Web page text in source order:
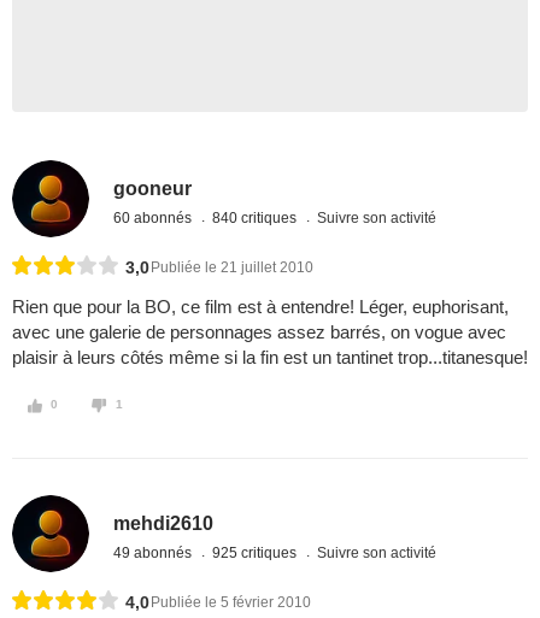
gooneur
60 abonnés 840 critiques Suivre son activité
3,0 Publiée le 21 juillet 2010
Rien que pour la BO, ce film est à entendre! Léger, euphorisant,
avec une galerie de personnages assez barrés, on vogue avec
plaisir à leurs côtés même si la fin est un tantinet trop...titanesque!
0 1
mehdi2610
49 abonnés 925 critiques Suivre son activité
4,0 Publiée le 5 février 2010